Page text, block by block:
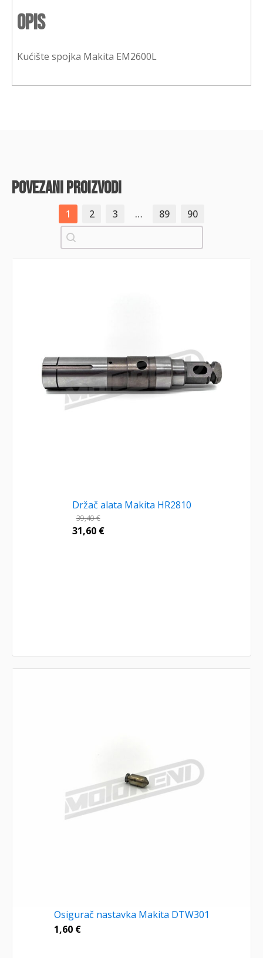
Opis
Kućište spojka Makita EM2600L
povezani proizvodi
1 2 3 … 89
90
Pretraži
Držač alata Makita HR2810
39,40€
31,60 €
Osigurač nastavka Makita DTW301
1,60 €